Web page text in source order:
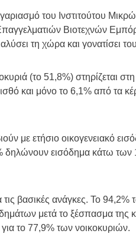
του Ινστιτούτου
Βιοτεχνών
τη χώρα και γονατίσει
(το 51,8%) στηρίζεται
και μόνο το 6,1% από τα
με ετήσιο οικογενειακό
δηλώνουν εισόδημα κάτω
βασικές ανάγκες. Το 94,2%
μετά το ξέσπασμα της
το 77,9% των νοικοκυριών.